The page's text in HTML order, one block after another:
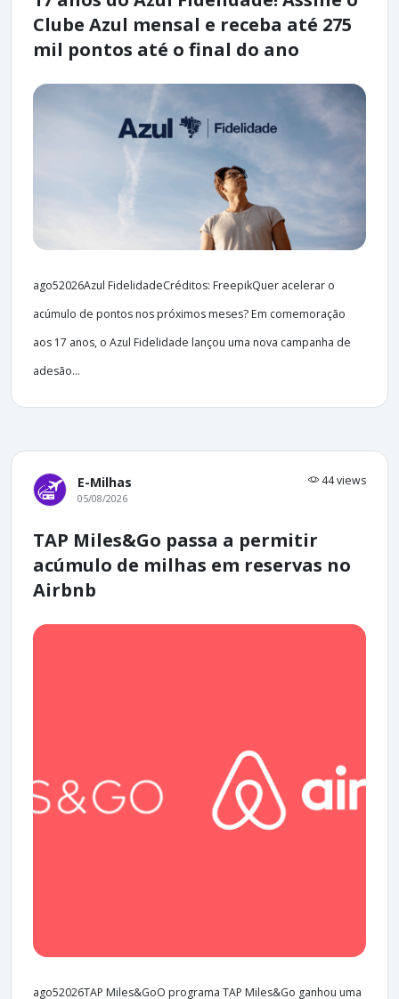
Clube Azul mensal e receba até 275
mil pontos até o final do ano
ago52026Azul FidelidadeCréditos: FreepikQuer acelerar o
acúmulo de pontos nos próximos meses? Em comemoração
aos 17 anos, o Azul Fidelidade lançou uma nova campanha de
adesão...
E-Milhas 44 views
05/08/2026
TAP Miles&Go passa a permitir
acúmulo de milhas em reservas no
Airbnb
ago52026TAP Miles&GoO programa TAP Miles&Go ganhou uma